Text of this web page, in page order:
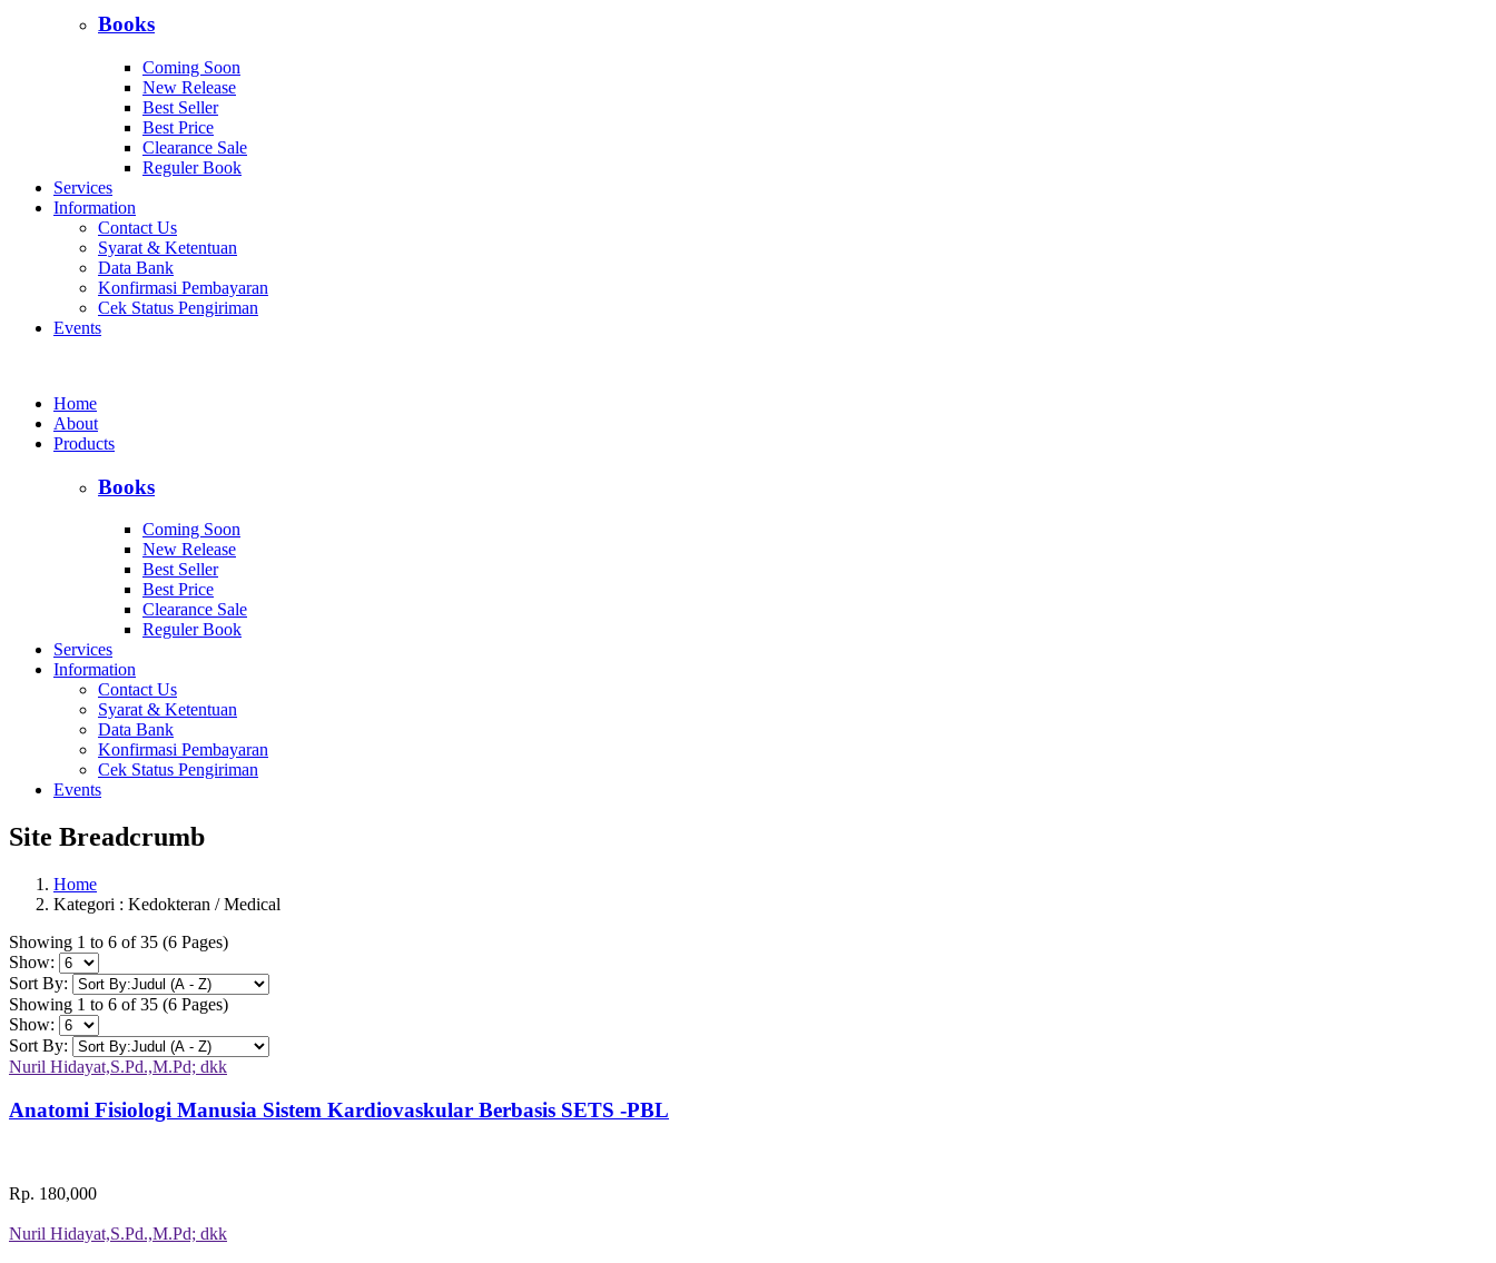
Books
Coming Soon
New Release
Best Seller
Best Price
Clearance Sale
Reguler Book
Services
Information
Contact Us
Syarat & Ketentuan
Data Bank
Konfirmasi Pembayaran
Cek Status Pengiriman
Events
Home
About
Products
Books
Coming Soon
New Release
Best Seller
Best Price
Clearance Sale
Reguler Book
Services
Information
Contact Us
Syarat & Ketentuan
Data Bank
Konfirmasi Pembayaran
Cek Status Pengiriman
Events
Site Breadcrumb
Home
Kategori : Kedokteran / Medical
Showing 1 to 6 of 35 (6 Pages)
Show:
Sort By:
Showing 1 to 6 of 35 (6 Pages)
Show:
Sort By:
Nuril Hidayat,S.Pd.,M.Pd; dkk
Anatomi Fisiologi Manusia Sistem Kardiovaskular Berbasis SETS -PBL
Rp. 180,000
Nuril Hidayat,S.Pd.,M.Pd; dkk